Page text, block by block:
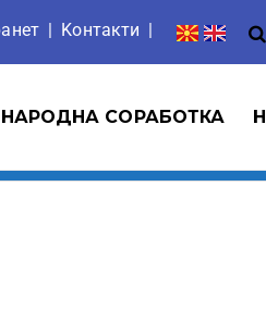
| Koнтакти |
СОРАБОТКА